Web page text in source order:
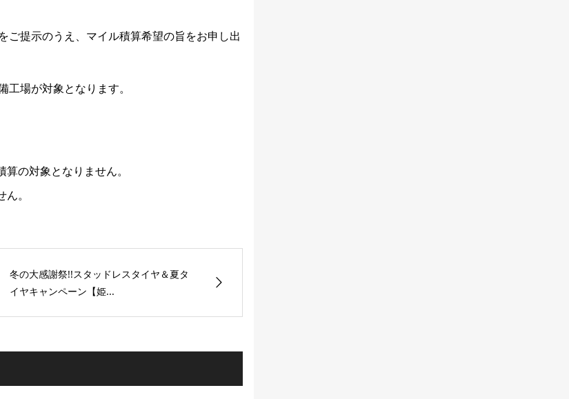
ご提示のうえ、マイル積算希望の旨をお申し出
場が対象となります。
の対象となりません。
。
冬の大感謝祭!!スタッドレスタイヤ＆夏タ
イヤキャンペーン【姫...